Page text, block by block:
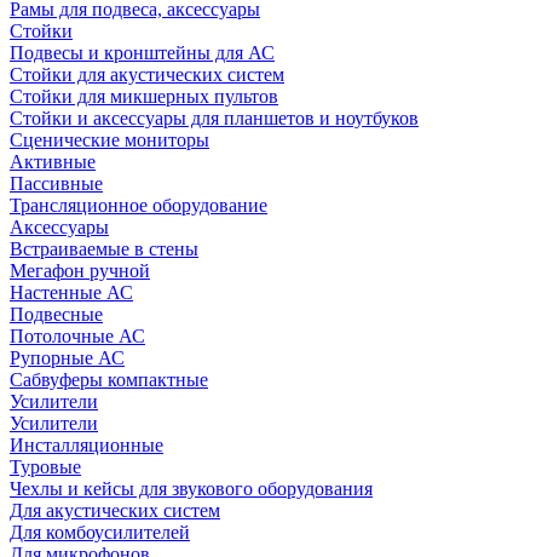
Рамы для подвеса, аксессуары
Стойки
Подвесы и кронштейны для АС
Стойки для акустических систем
Стойки для микшерных пультов
Стойки и аксессуары для планшетов и ноутбуков
Сценические мониторы
Активные
Пассивные
Трансляционное оборудование
Аксессуары
Встраиваемые в стены
Мегафон ручной
Настенные АС
Подвесные
Потолочные АС
Рупорные АС
Сабвуферы компактные
Усилители
Усилители
Инсталляционные
Туровые
Чехлы и кейсы для звукового оборудования
Для акустических систем
Для комбоусилителей